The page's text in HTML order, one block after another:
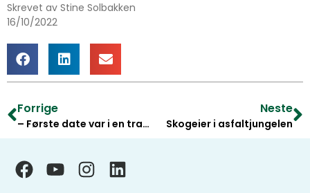
Skrevet av Stine Solbakken
16/10/2022
Forrige
– Første date var i en traktor
Neste
Skogeier i asfaltjungelen